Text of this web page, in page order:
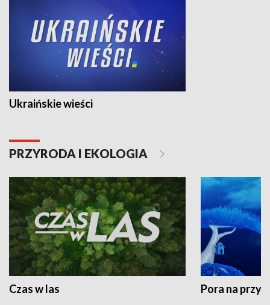
Ukraińskie wieści
PRZYRODA I EKOLOGIA
Czas w las Pora na